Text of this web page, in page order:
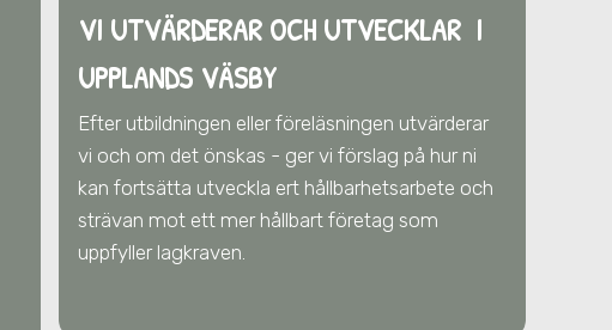
VI UTVÄRDERAR OCH UTVECKLAR I
UPPLANDS VÄSBY
Efter utbildningen eller föreläsningen utvärderar
vi och om det önskas - ger vi förslag på hur ni
kan fortsätta utveckla ert hållbarhetsarbete och
strävan mot ett mer hållbart företag som
uppfyller lagkraven.